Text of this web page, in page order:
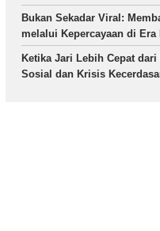
Bukan Sekadar Viral:
melalui Kepercayaan di Era
Ketika Jari Lebih Cepat
Sosial dan Krisis